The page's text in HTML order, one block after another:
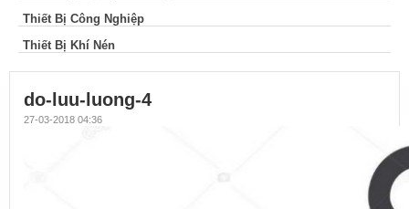
Thiết Bị Công Nghiệp
Thiết Bị Khí Nén
do-luu-luong-4
27-03-2018 04:36